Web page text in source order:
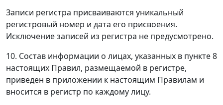
Записи регистра присваиваются уникальный
регистровый номер и дата его присвоения.
Исключение записей из регистра не предусмотрено.
10. Состав информации о лицах, указанных в пункте 8
настоящих Правил, размещаемой в регистре,
приведен в приложении к настоящим Правилам и
вносится в регистр по каждому лицу.